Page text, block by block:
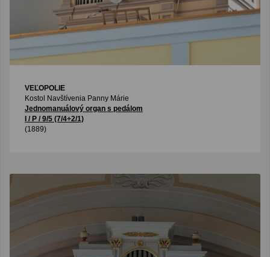
VEĽOPOLIE
Kostol Navštívenia Panny Márie
Jednomanuálový organ s pedálom
I / P / 9/5 (7/4+2/1)
(1889)